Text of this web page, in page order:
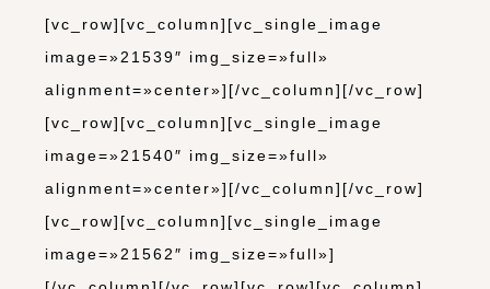
[vc_row][vc_column][vc_single_image
image=»21539″ img_size=»full»
alignment=»center»][/vc_column][/vc_row]
[vc_row][vc_column][vc_single_image
image=»21540″ img_size=»full»
alignment=»center»][/vc_column][/vc_row]
[vc_row][vc_column][vc_single_image
image=»21562″ img_size=»full»]